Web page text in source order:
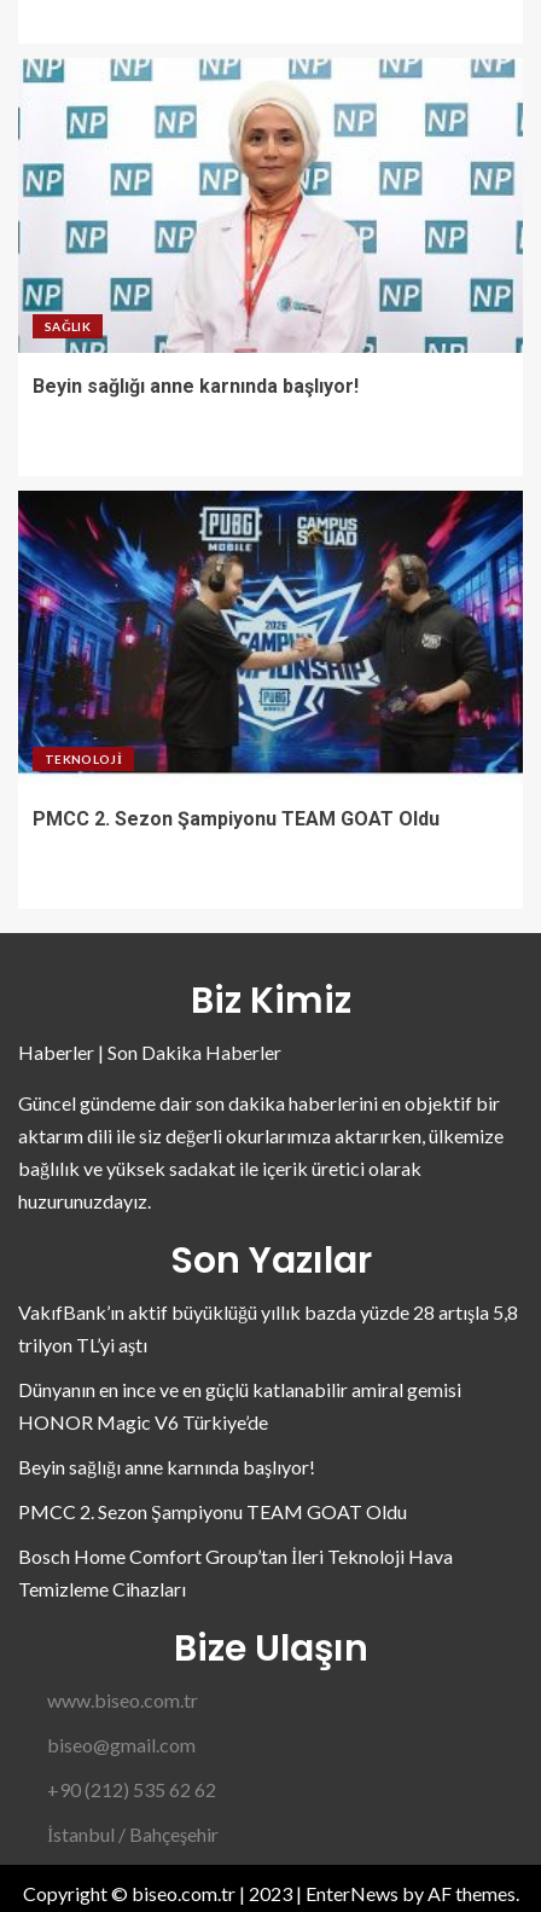
SAĞLIK
Beyin sağlığı anne karnında başlıyor!
TEKNOLOJI
PMCC 2. Sezon Şampiyonu TEAM GOAT Oldu
Biz Kimiz
Haberler | Son Dakika Haberler
Güncel gündeme dair son dakika haberlerini en objektif bir
aktarım dili ile siz değerli okurlarımıza aktarırken, ülkemize
bağlılık ve yüksek sadakat ile içerik üretici olarak
huzurunuzdayız.
Son Yazılar
VakıfBank’ın aktif büyüklüğü yıllık bazda yüzde 28 artışla 5,8
trilyon TL’yi aştı
Dünyanın en ince ve en güçlü katlanabilir amiral gemisi
HONOR Magic V6 Türkiye’de
Beyin sağlığı anne karnında başlıyor!
PMCC 2. Sezon Şampiyonu TEAM GOAT Oldu
Bosch Home Comfort Group’tan İleri Teknoloji Hava
Temizleme Cihazları
Bize Ulaşın
www.biseo.com.tr
biseo@gmail.com
+90 (212) 535 62 62
İstanbul / Bahçeşehir
Copyright © biseo.com.tr | 2023 | EnterNews by AF themes.